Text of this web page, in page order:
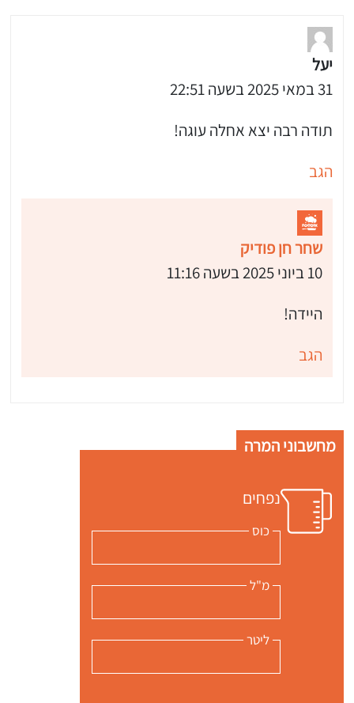
יעל
31 במאי 2025 בשעה 22:51
תודה רבה יצא אחלה עוגה!
הגב
שחר חן פודיק
10 ביוני 2025 בשעה 11:16
היידה!
הגב
מחשבוני המרה
נפחים
כוס
מ"ל
ליטר